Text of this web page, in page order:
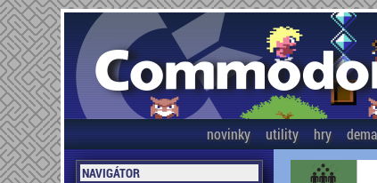
novinky utility hry dema
NAVIGÁTOR